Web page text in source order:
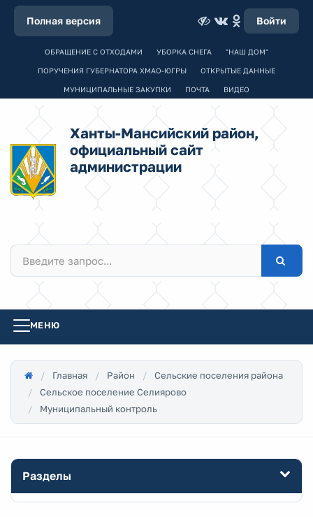
Полная версия Войти
ОБРАЩЕНИЕ С ОТХОДАМИ УБОРКА СНЕГА "НАШ ДОМ"
ПОРУЧЕНИЯ ГУБЕРНАТОРА ХМАО-ЮГРЫ ОТКРЫТЫЕ ДАННЫЕ
МУНИЦИПАЛЬНЫЕ ЗАКУПКИ ПОЧТА ВИДЕО
Ханты-Мансийский район,
официальный сайт
администрации
МЕНЮ
Главная Район
Сельские поселения района
Сельское поселение Селиярово
Муниципальный контроль
Разделы